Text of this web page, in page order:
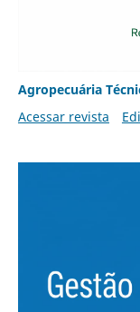
Agropecuária
Acessar revista